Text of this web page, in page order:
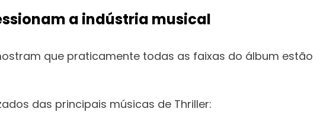
a indústria musical
que praticamente todas as faixas do álbum estão
das principais músicas de Thriller: